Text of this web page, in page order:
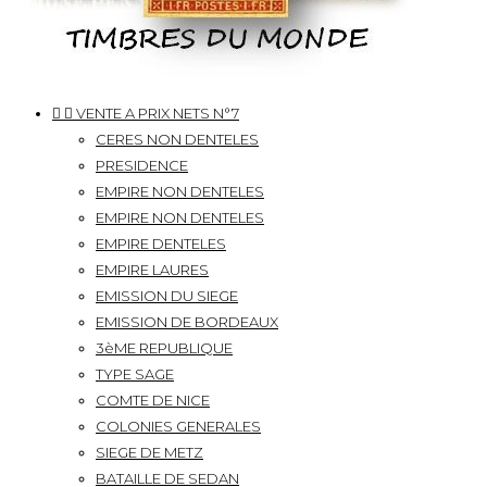
  VENTE A PRIX NETS N°7
CERES NON DENTELES
PRESIDENCE
EMPIRE NON DENTELES
EMPIRE NON DENTELES
EMPIRE DENTELES
EMPIRE LAURES
EMISSION DU SIEGE
EMISSION DE BORDEAUX
3èME REPUBLIQUE
TYPE SAGE
COMTE DE NICE
COLONIES GENERALES
SIEGE DE METZ
BATAILLE DE SEDAN